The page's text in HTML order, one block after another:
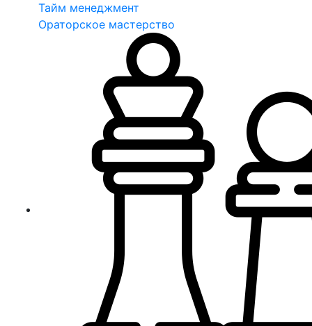
Тайм менеджмент
Ораторское мастерство